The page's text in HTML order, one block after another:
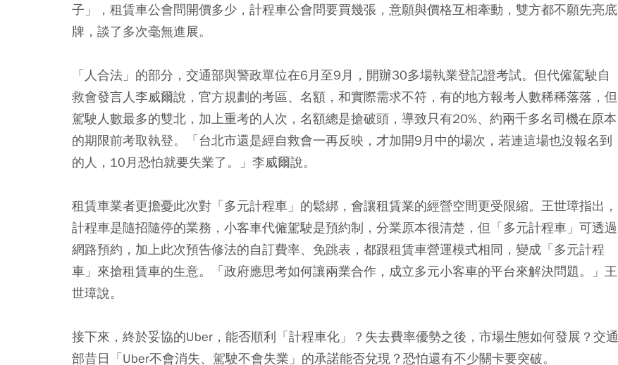
子」，租賃車公會問開價多少，計程車公會問要買幾張，意願與價格互相牽動，雙方都不願先亮底
牌，談了多次毫無進展。
「人合法」的部分，交通部與警政單位在6月至9月，開辦30多場執業登記證考試。但代僱駕駛自
救會發言人李威爾說，官方規劃的考區、名額，和實際需求不符，有的地方報考人數稀稀落落，但
駕駛人數最多的雙北，加上重考的人次，名額總是搶破頭，導致只有20%、約兩千多名司機在原本
的期限前考取執登。「台北市還是經自救會一再反映，才加開9月中的場次，若連這場也沒報名到
的人，10月恐怕就要失業了。」李威爾說。
租賃車業者更擔憂此次對「多元計程車」的鬆綁，會讓租賃業的經營空間更受限縮。王世璋指出，
計程車是隨招隨停的業務，小客車代僱駕駛是預約制，分業原本很清楚，但「多元計程車」可透過
網路預約，加上此次預告修法的自訂費率、免跳表，都跟租賃車營運模式相同，變成「多元計程
車」來搶租賃車的生意。「政府應思考如何讓兩業合作，成立多元小客車的平台來解決問題。」王
世璋說。
接下來，終於妥協的Uber，能否順利「計程車化」？失去費率優勢之後，市場生態如何發展？交通
部昔日「Uber不會消失、駕駛不會失業」的承諾能否兌現？恐怕還有不少關卡要突破。